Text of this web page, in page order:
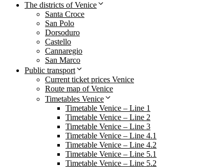
The districts of Venice
Santa Croce
San Polo
Dorsoduro
Castello
Cannaregio
San Marco
Public transport
Current ticket prices Venice
Route map of Venice
Timetables Venice
Timetable Venice – Line 1
Timetable Venice – Line 2
Timetable Venice – Line 3
Timetable Venice – Line 4.1
Timetable Venice – Line 4.2
Timetable Venice – Line 5.1
Timetable Venice – Line 5.2